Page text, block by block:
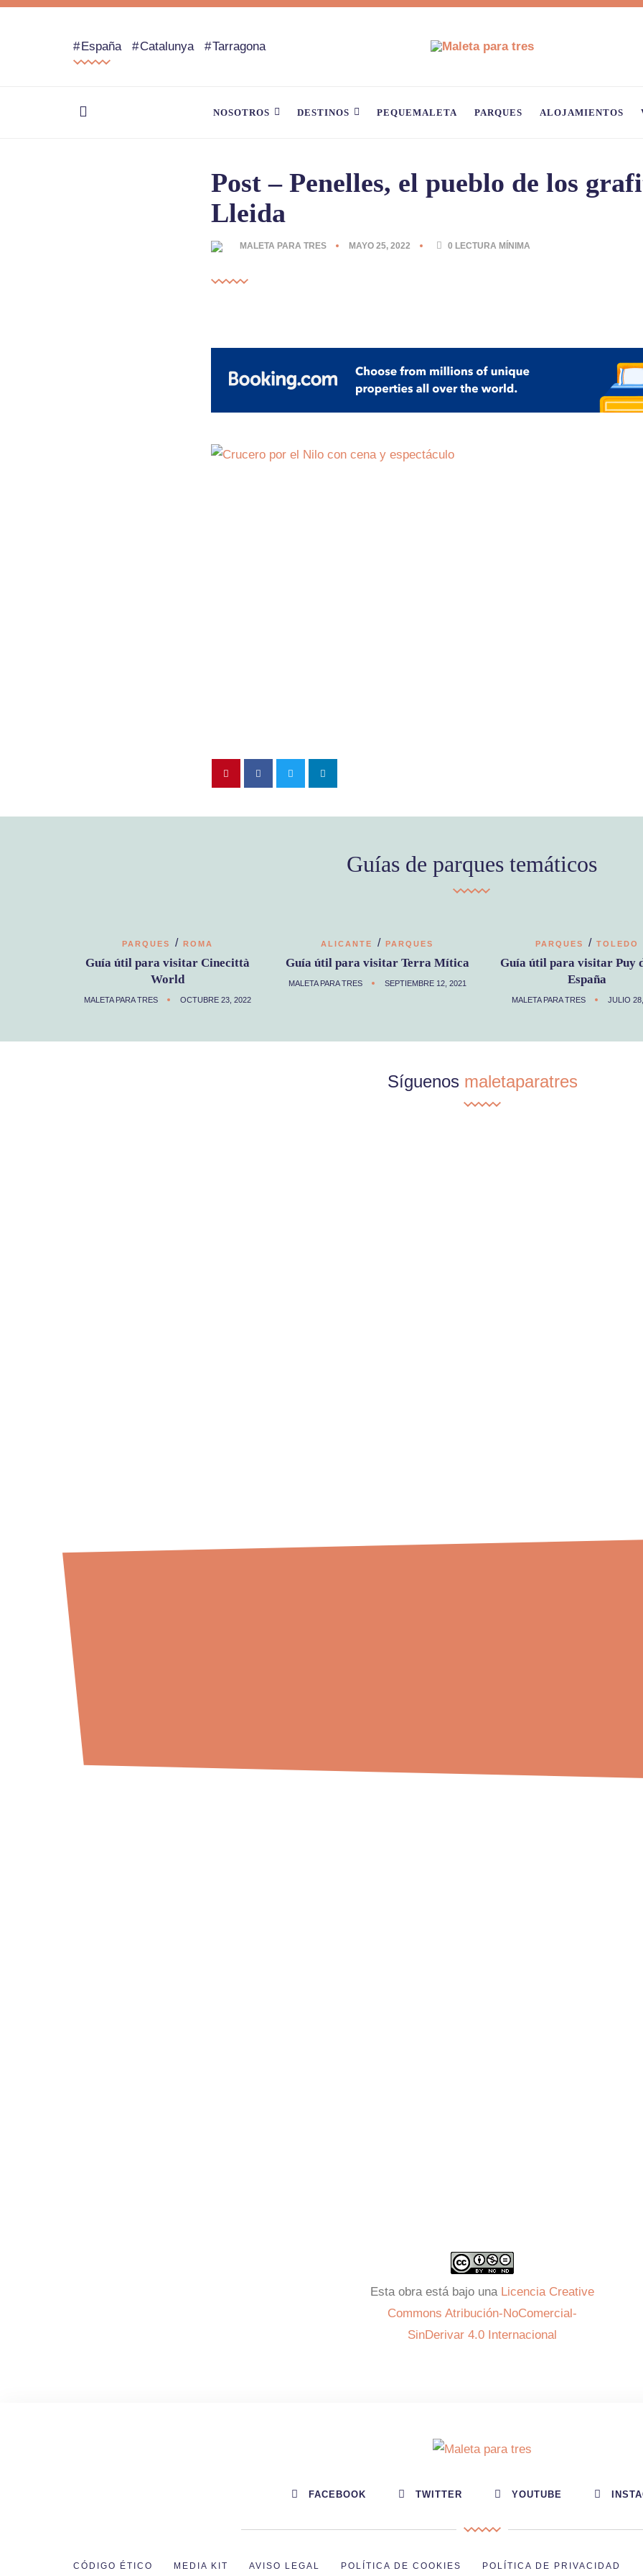
España Catalunya Tarragona
NOSOTROS DESTINOS PEQUEMALETA PARQUES ALOJAMIENTOS
Post – Penelles, el pueblo de los
Lleida
MALETA PARA TRES MAYO 25, 2022 0 LECTURA MÍNIMA
Guías de parques temáticos
PARQUES / ROMA
Guía útil para visitar Cinecittà
World
MALETA PARA TRES OCTUBRE 23, 2022
ALICANTE / PARQUES
Guía útil para visitar Terra Mítica
MALETA PARA TRES SEPTIEMBRE 12, 2021
PARQUES / TOLEDO
Guía útil para visitar Puy
España
MALETA PARA TRES JULIO
Síguenos maletaparatres
Esta obra está bajo una Licencia Creative
Commons Atribución-NoComercial-
SinDerivar 4.0 Internacional
FACEBOOK TWITTER YOUTUBE
CÓDIGO ÉTICO MEDIA KIT AVISO LEGAL POLÍTICA DE COOKIES POLÍTICA DE PRIVACIDAD